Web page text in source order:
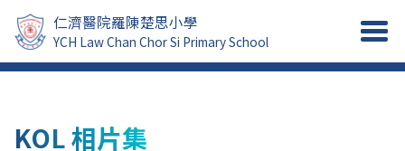
仁濟醫院羅陳楚思小學
YCH Law Chan Chor Si Primary School
KOL 相片集